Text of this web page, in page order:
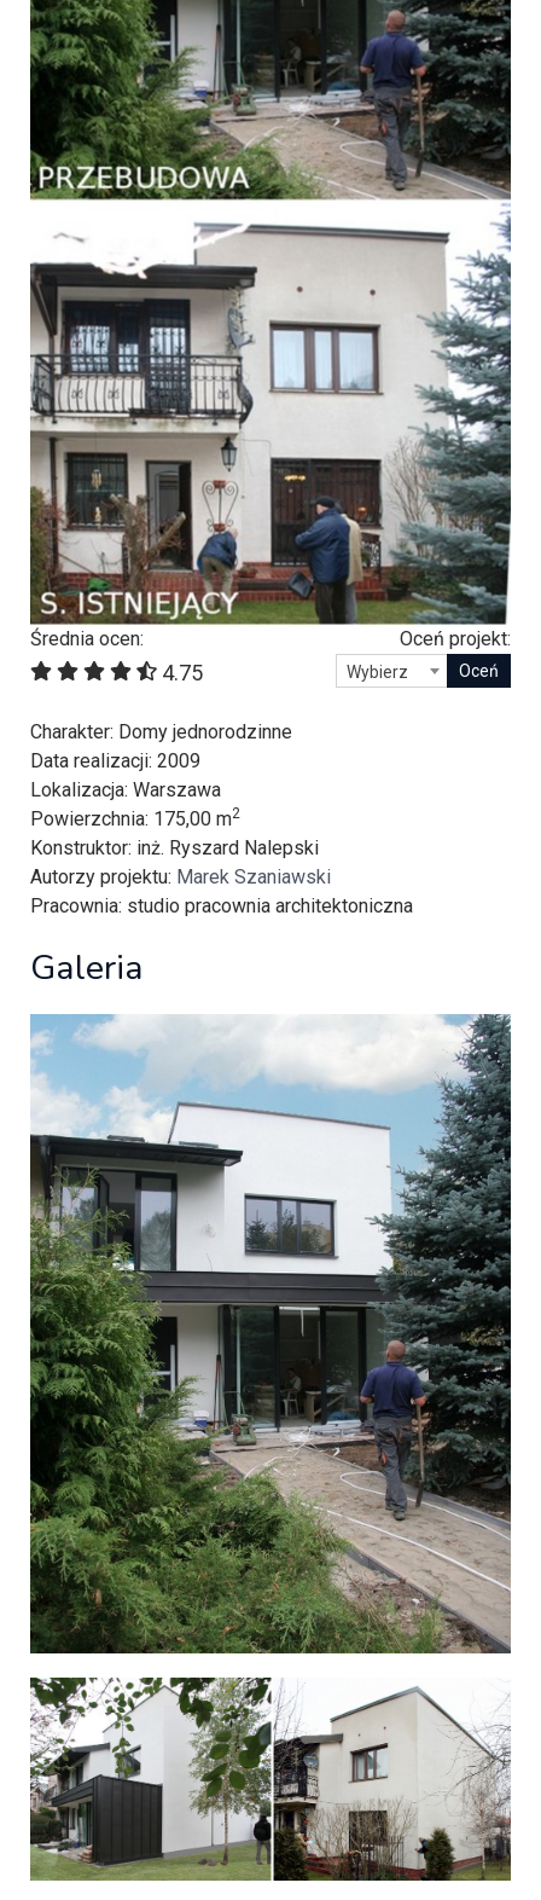
Średnia ocen:
4.75
Oceń projekt:
Wybierz
Charakter: Domy jednorodzinne
Data realizacji: 2009
Lokalizacja: Warszawa
Powierzchnia: 175,00 m2
Konstruktor: inż. Ryszard Nalepski
Autorzy projektu: Marek Szaniawski
Pracownia: studio pracownia architektoniczna
Galeria